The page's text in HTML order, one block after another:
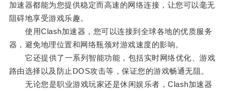
加速器都能为您提供稳定而高速的网络连接，让您可以毫无
阻碍地享受游戏乐趣。
使用Clash加速器，您可以连接到全球各地的优质服务
器，避免地理位置和网络瓶颈对游戏速度的影响。
它还提供了一系列智能功能，包括实时网络优化、游戏
路由选择以及防止DOS攻击等，保证您的游戏畅通无阻。
无论您是职业游戏玩家还是休闲娱乐者，Clash加速器